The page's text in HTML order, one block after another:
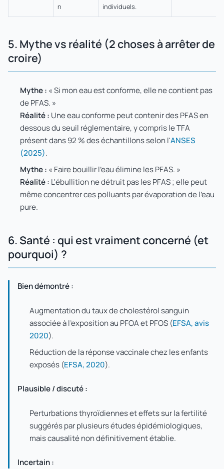
n
individuels.
5. Mythe vs réalité (2 choses à arrêter de
croire)
Mythe : « Si mon eau est conforme, elle ne contient pas
de PFAS. »
Réalité : Une eau conforme peut contenir des PFAS en
dessous du seuil réglementaire, y compris le TFA
présent dans 92 % des échantillons selon l'ANSES
(2025).
Mythe : « Faire bouillir l'eau élimine les PFAS. »
Réalité : L'ébullition ne détruit pas les PFAS ; elle peut
même concentrer ces polluants par évaporation de l'eau
pure.
6. Santé : qui est vraiment concerné (et
pourquoi) ?
Bien démontré :
Augmentation du taux de cholestérol sanguin
associée à l'exposition au PFOA et PFOS (EFSA, avis
2020).
Réduction de la réponse vaccinale chez les enfants
exposés (EFSA, 2020).
Plausible / discuté :
Perturbations thyroïdiennes et effets sur la fertilité
suggérés par plusieurs études épidémiologiques,
mais causalité non définitivement établie.
Incertain :